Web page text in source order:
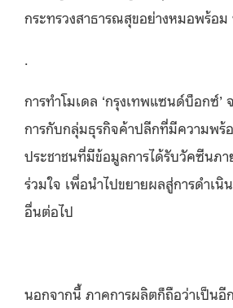
กระทรวงสาธารณสุขอย่างหมอพร้อ
การทำโมเดล ‘กรุงเทพแซนด์บ็อกซ์’
การกับกลุ่มธุรกิจค้าปลีกที่มีความพร้
ประชาชนที่มีข้อมูลการได้รับวัคซีนภา
ร่วมใจ เพื่อนำไปขยายผลสู่การดำเนิ
อื่นต่อไป
นอกจากนี้ ภาคการผลิตก็ถือว่าเป็น